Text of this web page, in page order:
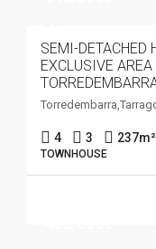
SEMI-DETACHED
EXCLUSIVE
4 3 237m²
TOWNHOUSE